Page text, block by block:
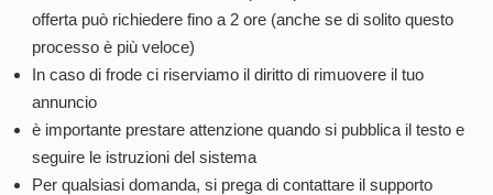
offerta può richiedere fino a 2 ore (anche se di solito questo
processo è più veloce)
In caso di frode ci riserviamo il diritto di rimuovere il tuo
annuncio
è importante prestare attenzione quando si pubblica il testo e
seguire le istruzioni del sistema
Per qualsiasi domanda, si prega di contattare il supporto